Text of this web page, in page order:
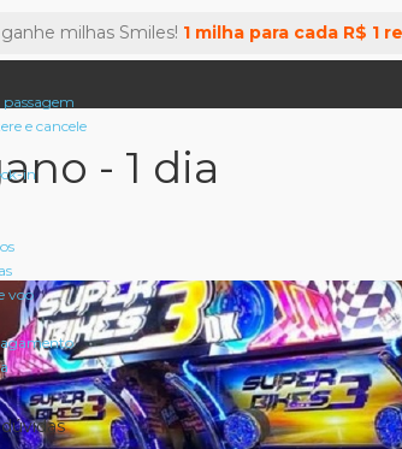
milhas Smiles! 1 milha para cada R$ 1
e cancele
in
voo
- 1 dia